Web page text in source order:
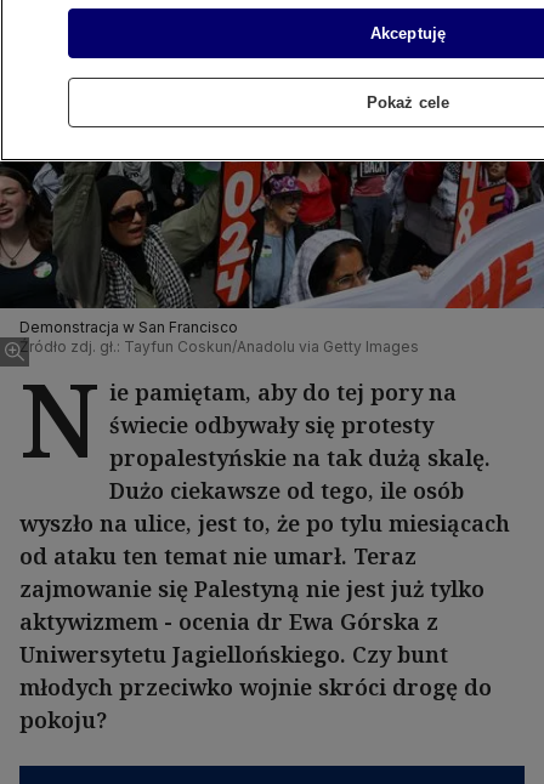
Demonstracja w San Francisco
Źródło zdj. gł.: Tayfun Coskun/Anadolu via Getty Images
N ie pamiętam, aby do tej pory na
świecie odbywały się protesty
propalestyńskie na tak dużą skalę.
Dużo ciekawsze od tego, ile osób
wyszło na ulice, jest to, że po tylu miesiącach
od ataku ten temat nie umarł. Teraz
zajmowanie się Palestyną nie jest już tylko
aktywizmem - ocenia dr Ewa Górska z
Uniwersytetu Jagiellońskiego. Czy bunt
młodych przeciwko wojnie skróci drogę do
pokoju?
Akceptuję
Pokaż cele